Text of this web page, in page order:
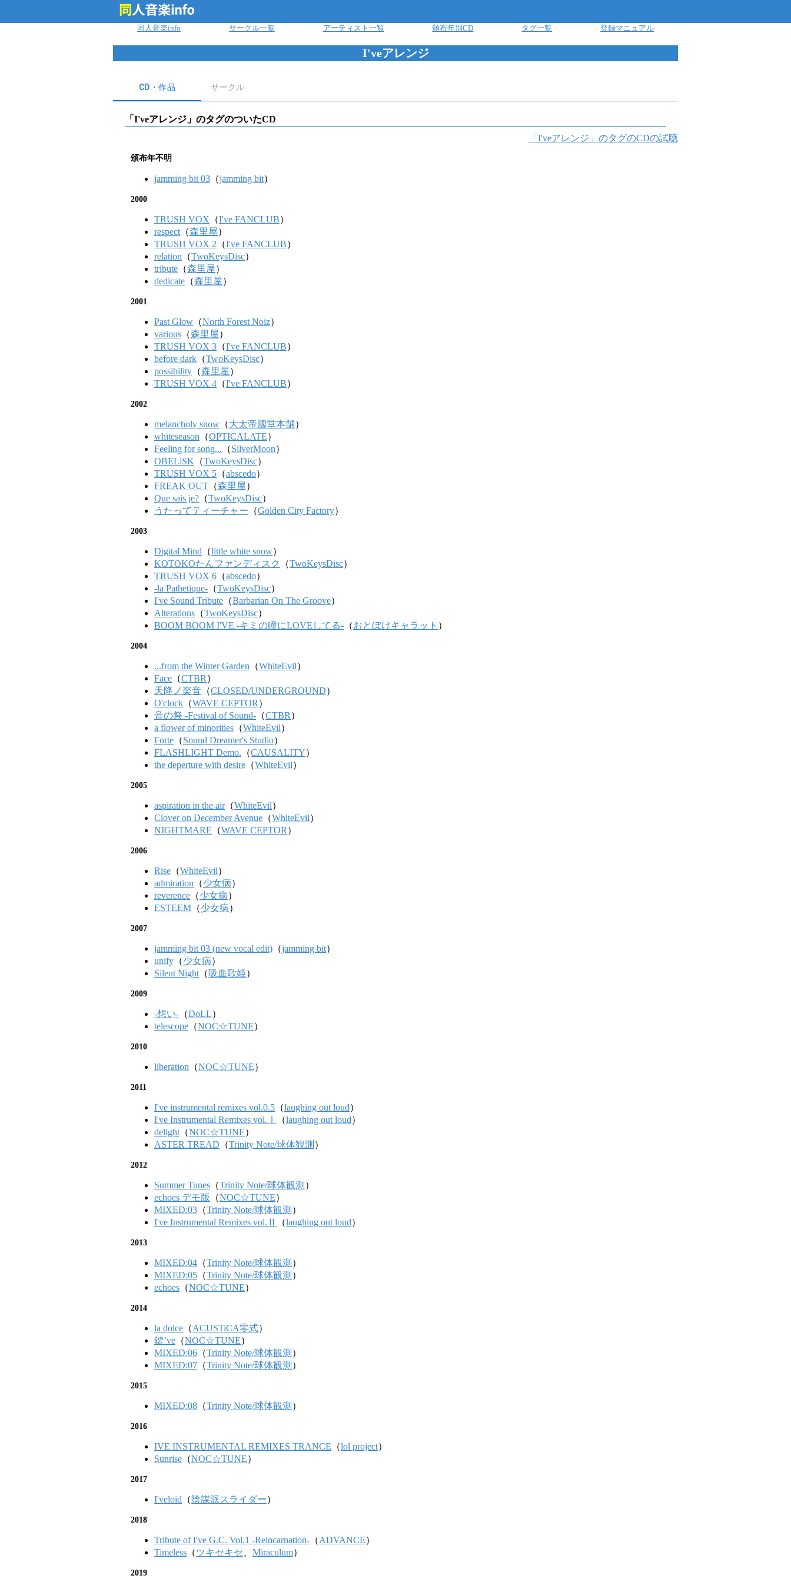
同人音楽info サークル一覧 アーティスト一覧 頒布年別CD タグ一覧 登録マニュアル
I'veアレンジ
CD・作品 サークル
「 I'veアレンジ 」のタグのついたCD
「 I'veアレンジ 」のタグのCDの試聴
頒布年不明
jamming bit 03 （jamming bit）
2000
TRUSH VOX （I've FANCLUB）
respect （森里屋）
TRUSH VOX 2 （I've FANCLUB）
relation （TwoKeysDisc）
tribute （森里屋）
dedicate （森里屋）
2001
Past Glow （North Forest Noiz）
various （森里屋）
TRUSH VOX 3 （I've FANCLUB）
before dark （TwoKeysDisc）
possibility （森里屋）
TRUSH VOX 4 （I've FANCLUB）
2002
melancholy snow （大太帝國堂本舗）
whiteseason （OPTICALATE）
Feeling for song... （SilverMoon）
OBELiSK （TwoKeysDisc）
TRUSH VOX 5 （abscedo）
FREAK OUT （森里屋）
Que sais je? （TwoKeysDisc）
うたってティーチャー （Golden City Factory）
2003
Digital Mind （little white snow）
KOTOKOたんファンディスク
（TwoKeysDisc）
TRUSH VOX 6 （abscedo）
-la Pathetique- （TwoKeysDisc）
I've Sound Tribute （Barbarian On The Groove）
Alterations （TwoKeysDisc）
BOOM BOOM I'VE -キミの瞳にLOVEしてる- （おとぼけキャラット ）
2004
...from the Winter Garden （WhiteEvil）
Face （CTBR ）
天降ノ楽音 （CLOSED/UNDERGROUND）
O'clock （WAVE CEPTOR ）
音の祭 -Festival of Sound- （CTBR ）
a flower of minorities （WhiteEvil）
Forte （Sound Dreamer's Studio）
FLASHLIGHT Demo. （CAUSALITY）
the deperture with desire （WhiteEvil）
2005
aspiration in the air（WhiteEvil）
Clover on December Avenue （WhiteEvil）
NIGHTMARE （WAVE CEPTOR ）
2006
Rise （WhiteEvil）
admiration （少女病）
reverence （少女病）
ESTEEM （少女病）
2007
jamming bit 03 (new vocal edit) （jamming bit）
unify （少女病）
Silent Night （ 吸血歌姫）
2009
-想い- （DoLL）
telescope （NOC☆TUNE）
2010
liberation （NOC☆TUNE）
2011
I've instrumental remixes vol.0.5 （laughing out loud）
I've Instrumental Remixes vol.Ⅰ
（laughing out loud）
delight （NOC☆TUNE）
ASTER TREAD （Trinity Note/球体観測 ）
2012
Summer Tunes （Trinity Note/球体観測 ）
echoes デモ版
（NOC☆TUNE）
MIXED:03 （Trinity Note/球体観測 ）
I've Instrumental Remixes vol.Ⅱ
（laughing out loud）
2013
MIXED:04 （Trinity Note/球体観測 ）
MIXED:05 （Trinity Note/球体観測 ）
echoes （NOC☆TUNE）
2014
la dolce （ACUSTiCA零式）
鍵’ve （NOC☆TUNE）
MIXED:06 （Trinity Note/球体観測 ）
MIXED:07 （Trinity Note/球体観測 ）
2015
MIXED:08 （Trinity Note/球体観測 ）
2016
IVE INSTRUMENTAL REMIXES TRANCE （lol project）
Sunrise （NOC☆TUNE）
2017
I'veloid （ 陰謀派スライダー）
2018
Tribute of I've G.C. Vol.1 -Reincarnation- （ADVANCE）
Timeless （ツキセキセ Miraculum）
2019